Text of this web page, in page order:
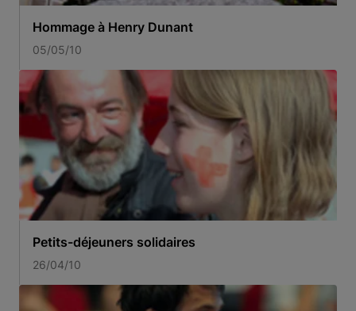
Hommage à Henry Dunant
05/05/10
Petits-déjeuners solidaires
26/04/10